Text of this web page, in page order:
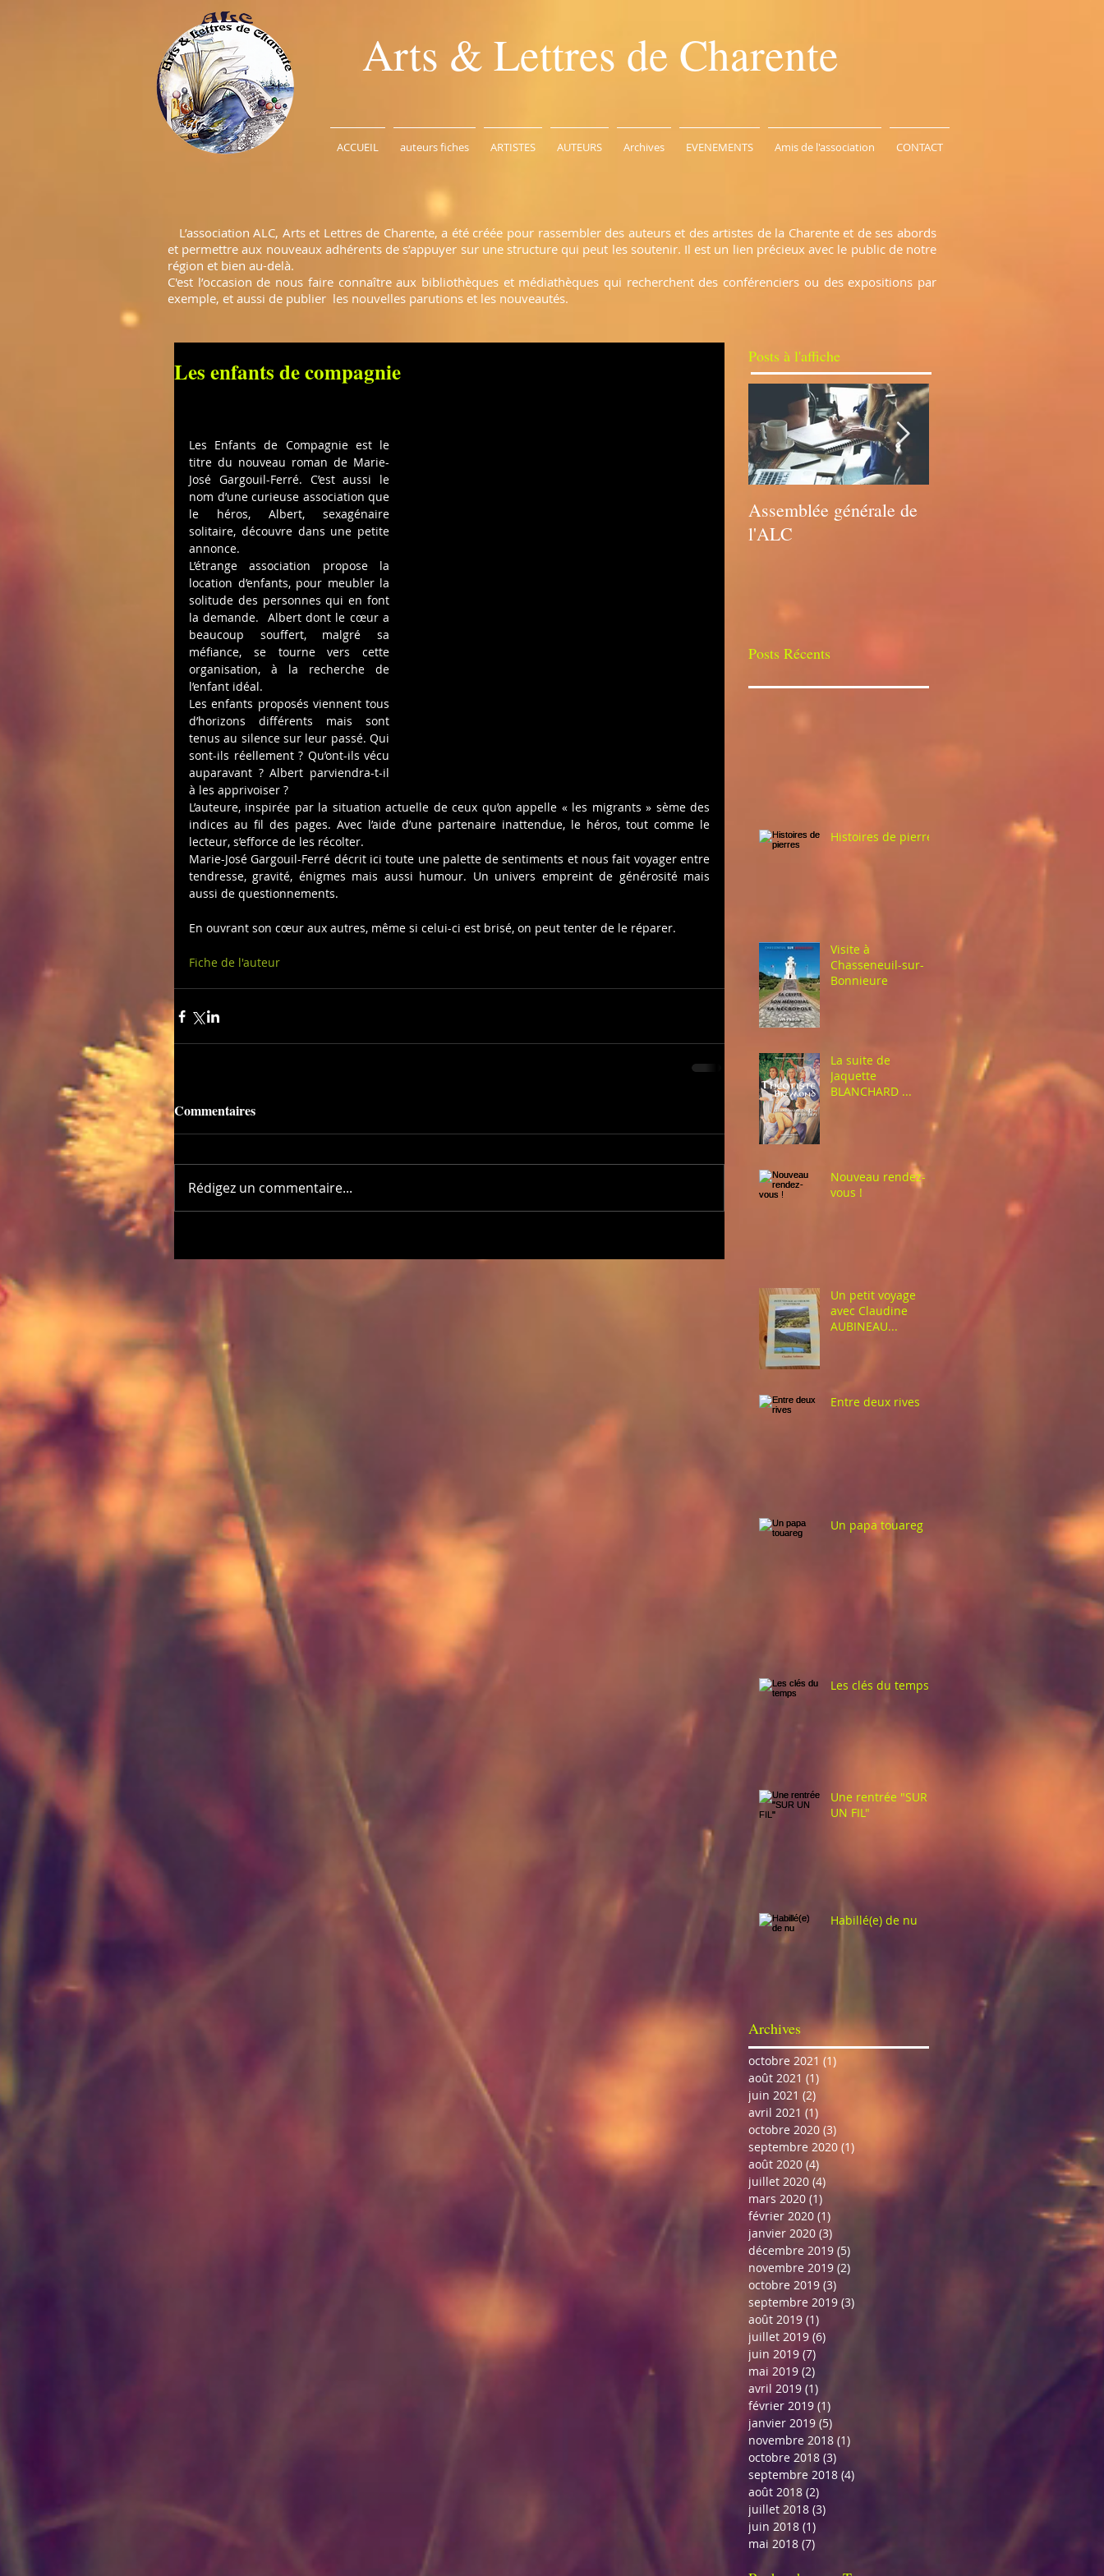
Arts & Lettres de Charente
ACCUEIL auteurs fiches ARTISTES AUTEURS Archives EVENEMENTS Amis de l'association CONTACT
L’association ALC, Arts et Lettres de Charente, a été créée pour rassembler des auteurs et des artistes de la Charente et de ses abords
et permettre aux nouveaux adhérents de s’appuyer sur une structure qui peut les soutenir. Il est un lien précieux avec le public de notre
région et bien au-delà.
C'est l’occasion de nous faire connaître aux bibliothèques et médiathèques qui recherchent des conférenciers ou des expositions par
exemple, et aussi de publier les nouvelles parutions et les nouveautés.
Les enfants de compagnie
Les Enfants de Compagnie est le
titre du nouveau roman de Marie-
José Gargouil-Ferré. C’est aussi le
nom d’une curieuse association que
le héros, Albert, sexagénaire
solitaire, découvre dans une petite
annonce.
L’étrange association propose la
location d’enfants, pour meubler la
solitude des personnes qui en font
la demande.  Albert dont le cœur a
beaucoup souffert, malgré sa
méfiance, se tourne vers cette
organisation, à la recherche de
l’enfant idéal.
Les enfants proposés viennent tous
d’horizons différents mais sont
tenus au silence sur leur passé. Qui
sont-ils réellement ? Qu’ont-ils vécu
auparavant ? Albert parviendra-t-il
à les apprivoiser ?
L’auteure, inspirée par la situation actuelle de ceux qu’on appelle « les migrants » sème des
indices au fil des pages. Avec l’aide d’une partenaire inattendue, le héros, tout comme le
lecteur, s’efforce de les récolter.
Marie-José Gargouil-Ferré décrit ici toute une palette de sentiments et nous fait voyager entre
tendresse, gravité, énigmes mais aussi humour. Un univers empreint de générosité mais
aussi de questionnements.
En ouvrant son cœur aux autres, même si celui-ci est brisé, on peut tenter de le réparer.
Fiche de l'auteur
Commentaires
Rédigez un commentaire...
Posts à l'affiche
Assemblée générale de
l'ALC
Posts Récents
Histoires de pierres
Visite à
Chasseneuil-sur-
Bonnieure
La suite de
Jaquette
BLANCHARD ...
Nouveau rendez-
vous !
Un petit voyage
avec Claudine
AUBINEAU...
Entre deux rives
Un papa touareg
Les clés du temps
Une rentrée "SUR
UN FIL"
Habillé(e) de nu
Archives
octobre 2021 (1)
août 2021 (1)
juin 2021 (2)
avril 2021 (1)
octobre 2020 (3)
septembre 2020 (1)
août 2020 (4)
juillet 2020 (4)
mars 2020 (1)
février 2020 (1)
janvier 2020 (3)
décembre 2019 (5)
novembre 2019 (2)
octobre 2019 (3)
septembre 2019 (3)
août 2019 (1)
juillet 2019 (6)
juin 2019 (7)
mai 2019 (2)
avril 2019 (1)
février 2019 (1)
janvier 2019 (5)
novembre 2018 (1)
octobre 2018 (3)
septembre 2018 (4)
août 2018 (2)
juillet 2018 (3)
juin 2018 (1)
mai 2018 (7)